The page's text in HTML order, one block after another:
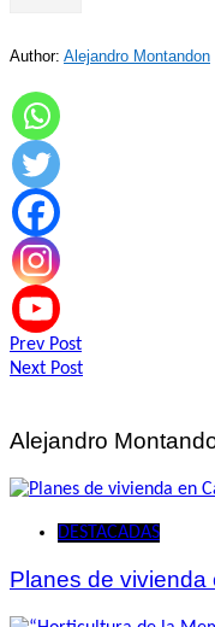
Author: Alejandro Montandon
Navegación
de
Prev Post
Next Post
Alejandro
DESTACADAS
Planes de